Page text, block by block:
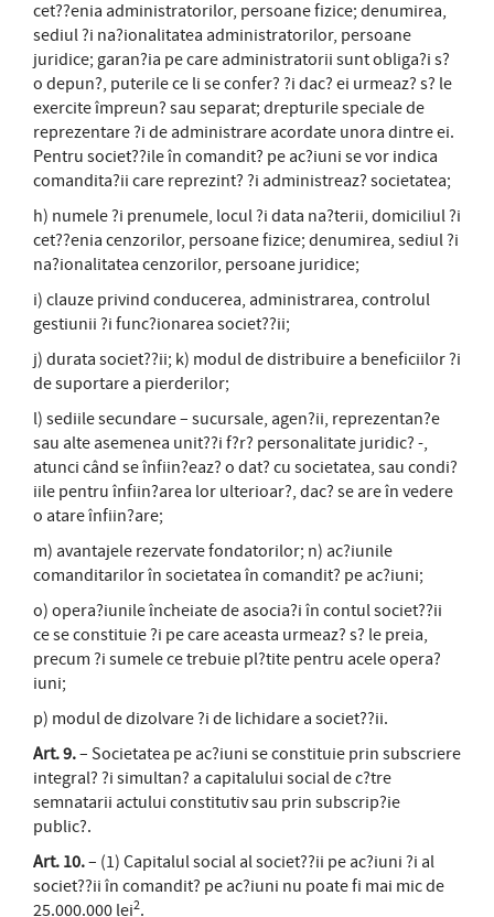
cet??enia administratorilor, persoane fizice; denumirea,
sediul ?i na?ionalitatea administratorilor, persoane
juridice; garan?ia pe care administratorii sunt obliga?i s?
o depun?, puterile ce li se confer? ?i dac? ei urmeaz? s? le
exercite împreun? sau separat; drepturile speciale de
reprezentare ?i de administrare acordate unora dintre ei.
Pentru societ??ile în comandit? pe ac?iuni se vor indica
comandita?ii care reprezint? ?i administreaz? societatea;
h) numele ?i prenumele, locul ?i data na?terii, domiciliul ?i
cet??enia cenzorilor, persoane fizice; denumirea, sediul ?i
na?ionalitatea cenzorilor, persoane juridice;
i) clauze privind conducerea, administrarea, controlul
gestiunii ?i func?ionarea societ??ii;
j) durata societ??ii; k) modul de distribuire a beneficiilor ?i
de suportare a pierderilor;
l) sediile secundare – sucursale, agen?ii, reprezentan?e
sau alte asemenea unit??i f?r? personalitate juridic? -,
atunci când se înfiin?eaz? o dat? cu societatea, sau condi?
iile pentru înfiin?area lor ulterioar?, dac? se are în vedere
o atare înfiin?are;
m) avantajele rezervate fondatorilor; n) ac?iunile
comanditarilor în societatea în comandit? pe ac?iuni;
o) opera?iunile încheiate de asocia?i în contul societ??ii
ce se constituie ?i pe care aceasta urmeaz? s? le preia,
precum ?i sumele ce trebuie pl?tite pentru acele opera?
iuni;
p) modul de dizolvare ?i de lichidare a societ??ii.
Art. 9.– Societatea pe ac?iuni se constituie prin subscriere
integral? ?i simultan? a capitalului social de c?tre
semnatarii actului constitutiv sau prin subscrip?ie
public?.
Art. 10.– (1) Capitalul social al societ??ii pe ac?iuni ?i al
societ??ii în comandit? pe ac?iuni nu poate fi mai mic de
25.000.000 lei2.